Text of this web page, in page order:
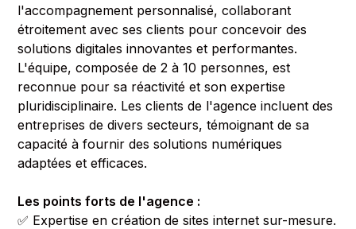
l'accompagnement personnalisé, collaborant
étroitement avec ses clients pour concevoir des
solutions digitales innovantes et performantes.
L'équipe, composée de 2 à 10 personnes, est
reconnue pour sa réactivité et son expertise
pluridisciplinaire. Les clients de l'agence incluent des
entreprises de divers secteurs, témoignant de sa
capacité à fournir des solutions numériques
adaptées et efficaces.
Les points forts de l'agence :
✅ Expertise en création de sites internet sur-mesure.